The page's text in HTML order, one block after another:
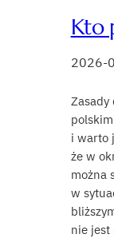
Kto
2026-
Zasady
i warto
że w
można
w
nie jest